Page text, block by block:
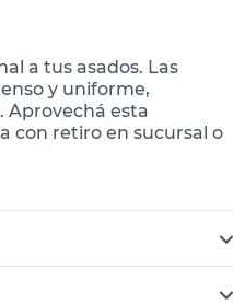
a tus asados. Las
y uniforme,
Aprovechá esta
con retiro en sucursal o